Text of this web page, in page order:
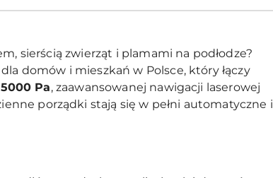
sierścią zwierząt i plamami na podłodze?
domów i mieszkań w Polsce, który łączy
Pa, zaawansowanej nawigacji laserowej
porządki stają się w pełni automatyczne i